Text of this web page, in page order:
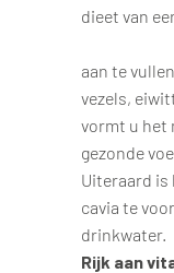
dieet van
aan te
vezels,
vormt u het
gezonde
Uiteraard is
cavia te
drinkwater.
Rijk aan